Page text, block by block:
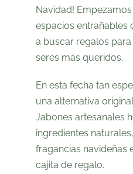
Navidad! Empezamos
espacios entrañables
a buscar regalos
seres más queridos.
En esta fecha tan
una alternativa
Jabones artesanales
ingredientes
fragancias navideñas
cajita de regalo.